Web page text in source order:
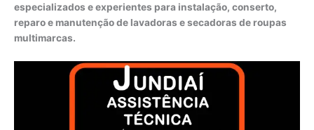
especializados e experientes para instalação, conserto,
reparo e manutenção de lavadoras e secadoras de roupas
multimarcas.